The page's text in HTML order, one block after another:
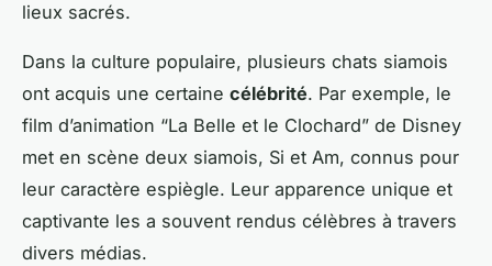
lieux sacrés.
Dans la culture populaire, plusieurs chats siamois
ont acquis une certaine célébrité. Par exemple, le
film d’animation “La Belle et le Clochard” de Disney
met en scène deux siamois, Si et Am, connus pour
leur caractère espiègle. Leur apparence unique et
captivante les a souvent rendus célèbres à travers
divers médias.